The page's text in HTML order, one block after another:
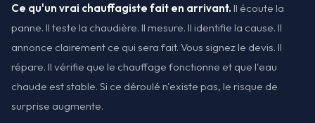
Ce qu'un vrai chauffagiste fait en arrivant. Il écoute la
panne. Il teste la chaudière. Il mesure. Il identifie la cause. Il
annonce clairement ce qui sera fait. Vous signez le devis. Il
répare. Il vérifie que le chauffage fonctionne et que l'eau
chaude est stable. Si ce déroulé n'existe pas, le risque de
surprise augmente.